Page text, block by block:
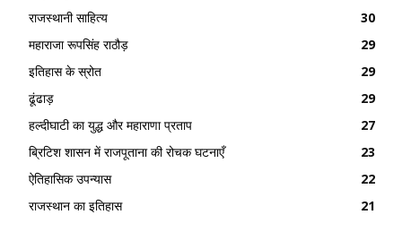
राजस्थानी साहित्य
30
महाराजा रूपसिंह राठौड़
29
इतिहास के स्रोत
29
ढूंढाड़
29
हल्दीघाटी का युद्ध और महाराणा प्रताप
27
ब्रिटिश शासन में राजपूताना की रोचक घटनाएँ
23
ऐतिहासिक उपन्यास
22
राजस्थान का इतिहास
21